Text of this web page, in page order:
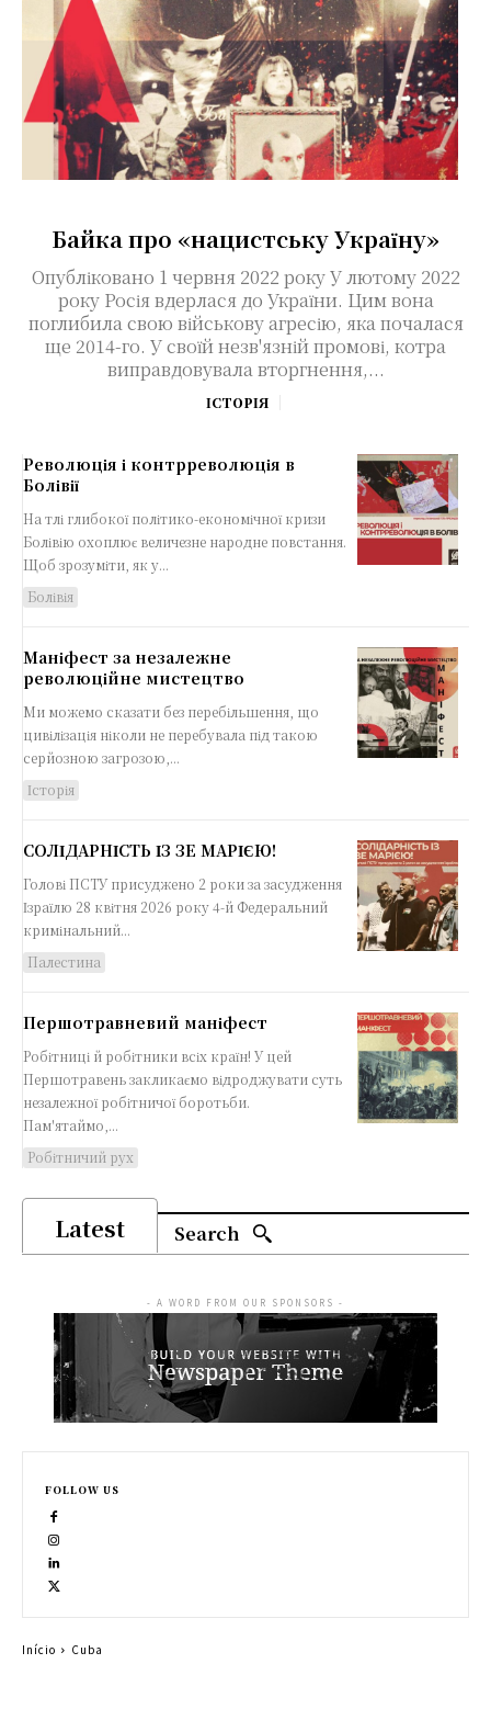
Байка про «нацистську Україну»
Опубліковано 1 червня 2022 року У лютому 2022
року Росія вдерлася до України. Цим вона
поглибила свою військову агресію, яка почалася
ще 2014-го. У своїй незв'язній промові, котра
виправдовувала вторгнення,...
ІСТОРІЯ
Революція і контрреволюція в
Болівії
На тлі глибокої політико-економічної кризи
Болівію охоплює величезне народне повстання.
Щоб зрозуміти, як у...
Болівія
Маніфест за незалежне
революційне мистецтво
Ми можемо сказати без перебільшення, що
цивілізація ніколи не перебувала під такою
серйозною загрозою,...
Історія
СОЛІДАРНІСТЬ ІЗ ЗЕ МАРІЄЮ!
Голові ПСТУ присуджено 2 роки за засудження
Ізраїлю 28 квітня 2026 року 4-й Федеральний
кримінальний...
Палестина
Першотравневий маніфест
Робітниці й робітники всіх країн! У цей
Першотравень закликаємо відроджувати суть
незалежної робітничої боротьби.
Пам'ятаймо,...
Робітничий рух
Latest Search
- A WORD FROM OUR SPONSORS -
FOLLOW US
Início Cuba